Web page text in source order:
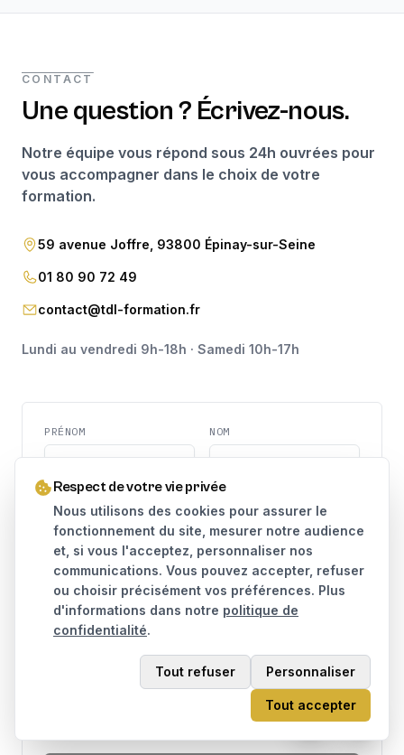
Respect de votre vie privée
Nous utilisons des cookies pour assurer le
fonctionnement du site, mesurer notre audience
et, si vous l'acceptez, personnaliser nos
communications. Vous pouvez accepter, refuser
ou choisir précisément vos préférences. Plus
d'informations dans notre politique de
confidentialité.
Tout refuser Personnaliser
Tout accepter
CONTACT
Une question ? Écrivez-nous.
Notre équipe vous répond sous 24h ouvrées pour
vous accompagner dans le choix de votre
formation.
59 avenue Joffre, 93800 Épinay-sur-Seine
01 80 90 72 49
contact@tdl-formation.fr
Lundi au vendredi 9h-18h · Samedi 10h-17h
PRÉNOM NOM
TÉLÉPHONE
MESSAGE
J'accepte que mes données soient utilisées pour traiter
politique de